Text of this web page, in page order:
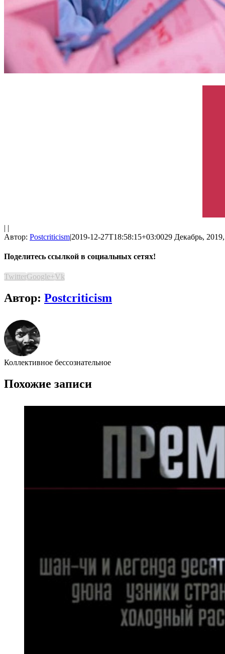
| |
Автор: Postcriticism|2019-12-27T18:58:15+03:0029 Декабрь,
Поделитесь ссылкой в социальных сетях!
TwitterGoogle+Vk
Автор: Postcriticism
Коллективное бессознательное
Похожие записи